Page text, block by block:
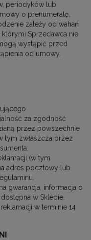
periodyków lub
o prenumeratę;
zależy od wahań
Sprzedawca nie
wystąpić przed
od umowy.
za zgodność
przez powszechnie
tym zwłaszcza przez
(w tym
adres pocztowy lub
gwarancja, informacja o
w Sklepie.
w terminie 14